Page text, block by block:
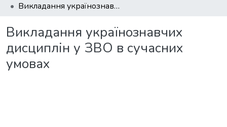
Викладання українознавчих дисциплін у ЗВО в сучасних умовах
Викладання українознавчих
дисциплін у ЗВО в сучасних
умовах